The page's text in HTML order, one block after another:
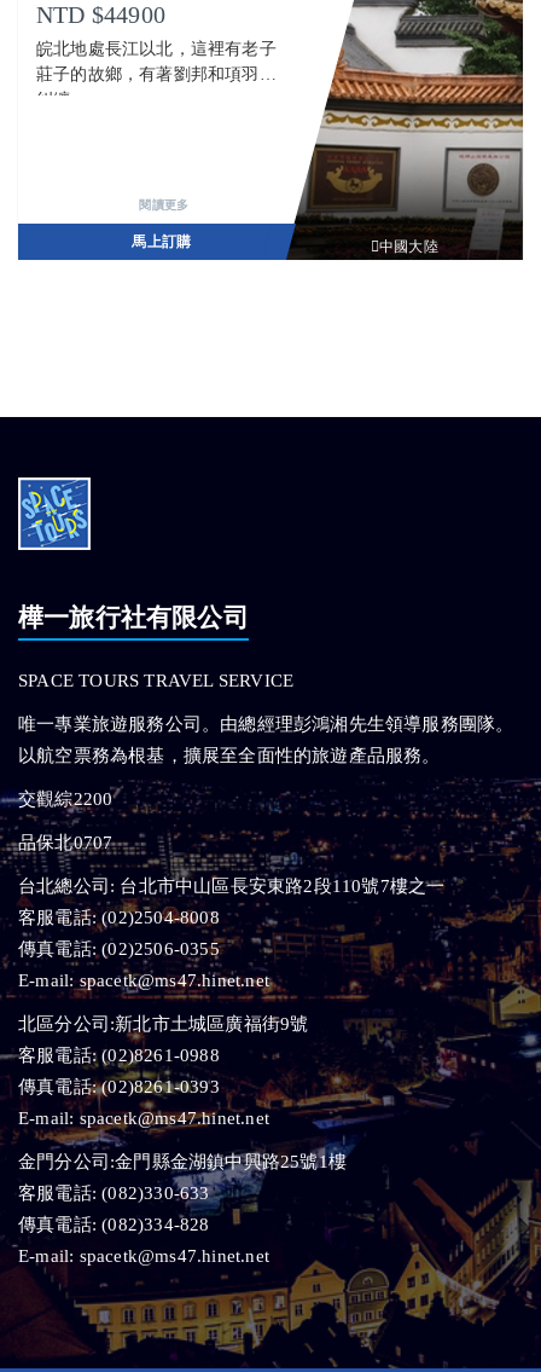
中國大陸
44900
皖北地處長江以北，這裡有老子
莊子的故鄉，有著劉邦和項羽的
糾纏
閱讀更多
馬上訂購
樺一旅行社有限公司
SPACE TOURS TRAVEL SERVICE
唯一專業旅遊服務公司。由總經理彭鴻湘先生領導服務團隊。
以航空票務為根基，擴展至全面性的旅遊產品服務。
交觀綜2200
品保北0707
台北總公司: 台北市中山區長安東路2段110號7樓之一
客服電話:(02)2504-8008
傳真電話:(02)2506-0355
E-mail:spacetk@ms47.hinet.net
北區分公司:新北市土城區廣福街9號
客服電話:(02)8261-0988
傳真電話:(02)8261-0393
E-mail: spacetk@ms47.hinet.net
金門分公司:金門縣金湖鎮中興路25號1樓
客服電話:(082)330-633
傳真電話:(082)334-828
E-mail: spacetk@ms47.hinet.net